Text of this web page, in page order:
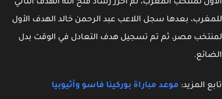
بعدها سجل اللاعب عبد الرحمن خالد الهدف الأول
مصر، ثم تم تسجيل هدف التعادل في الوقت بدل
المزيد:موعد مباراة بوركينا فاسو وأثيوبيا